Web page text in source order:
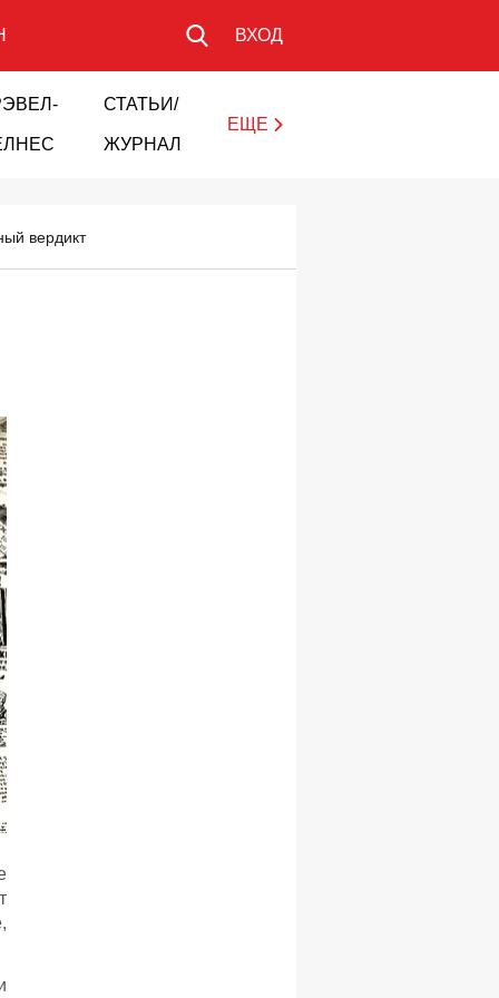
ВХОД
СТАТЬИ/
ЖУРНАЛ
ЕЩЕ
вердикт